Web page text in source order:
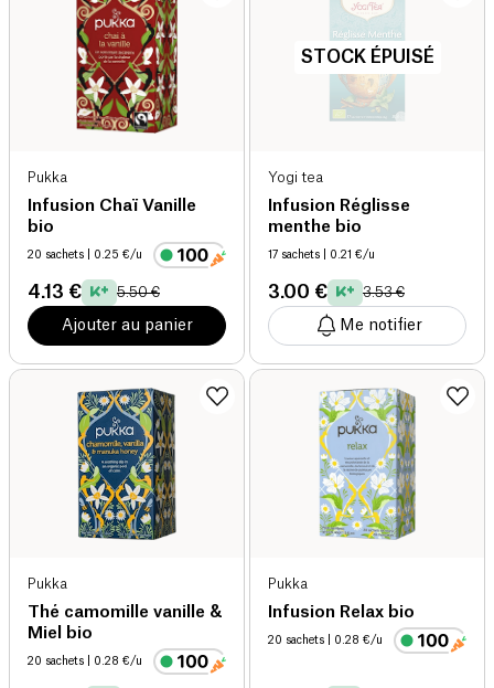
Pukka
Infusion Chaï Vanille
bio
20 sachets | 0.25 €/u
4.13 € 5.50 €
Ajouter au panier
STOCK ÉPUISÉ
Yogi tea
Infusion Réglisse
menthe bio
17 sachets | 0.21 €/u
3.00 € 3.53 €
Me notifier
Pukka
Thé camomille vanille &
Miel bio
20 sachets | 0.28 €/u
Pukka
Infusion Relax bio
20 sachets | 0.28 €/u